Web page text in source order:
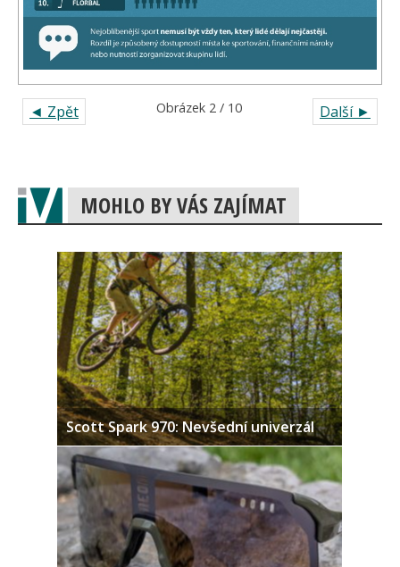
◄ Zpět Další ►
Obrázek 2 / 10
MOHLO BY VÁS ZAJÍMAT
Scott Spark 970: Nevšední univerzál